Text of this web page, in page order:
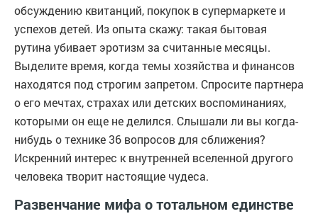
обсуждению квитанций, покупок в супермаркете и
успехов детей. Из опыта скажу: такая бытовая
рутина убивает эротизм за считанные месяцы.
Выделите время, когда темы хозяйства и финансов
находятся под строгим запретом. Спросите партнера
о его мечтах, страхах или детских воспоминаниях,
которыми он еще не делился. Слышали ли вы когда-
нибудь о технике 36 вопросов для сближения?
Искренний интерес к внутренней вселенной другого
человека творит настоящие чудеса.
Развенчание мифа о тотальном единстве